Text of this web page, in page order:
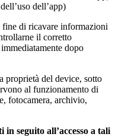
dell’app)
di ricavare informazioni
il corretto
dopo
proprietà del device, sotto
al funzionamento di
fotocamera, archivio,
seguito all’accesso a tali